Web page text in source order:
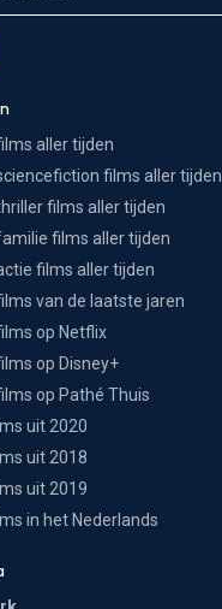
aller tijden
films aller tijden
films aller tijden
films aller tijden
films aller tijden
van de laatste jaren
op Netflix
op Disney+
op Pathé Thuis
uit 2020
uit 2018
uit 2019
in het Nederlands